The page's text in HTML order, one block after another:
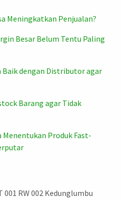
Meningkatkan Penjualan?
Besar Belum Tentu Paling
Baik dengan Distributor agar
Barang agar Tidak
Menentukan Produk Fast-
RW 002 Kedunglumbu